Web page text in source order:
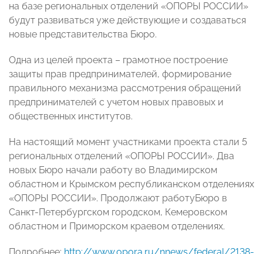
на базе региональных отделений «ОПОРЫ РОССИИ»
будут развиваться уже действующие и создаваться
новые представительства Бюро.
Одна из целей проекта – грамотное построение
защиты прав предпринимателей, формирование
правильного механизма рассмотрения обращений
предпринимателей с учетом новых правовых и
общественных институтов.
На настоящий момент участниками проекта стали 5
региональных отделений «ОПОРЫ РОССИИ». Два
новых Бюро начали работу во Владимирском
областном и Крымском республиканском отделениях
«ОПОРЫ РОССИИ». Продолжают работуБюро в
Санкт-Петербургском городском, Кемеровском
областном и Приморском краевом отделениях.